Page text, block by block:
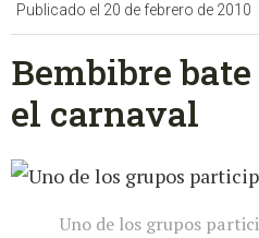
Publicado el 20 de febrero de 2010
Bembibre
el carnaval
Uno de los grupos